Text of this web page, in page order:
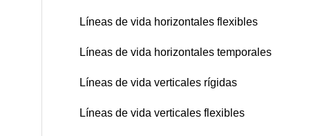
Líneas de vida horizontales flexibles
Líneas de vida horizontales temporales
Líneas de vida verticales rígidas
Líneas de vida verticales flexibles